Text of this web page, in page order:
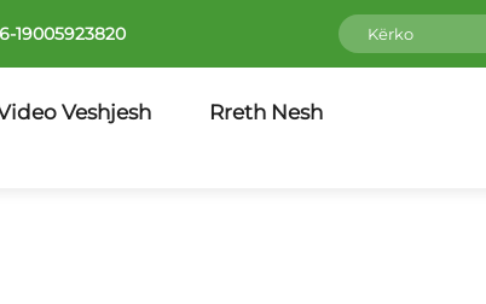
19005923820
Veshjesh
Rreth Nesh